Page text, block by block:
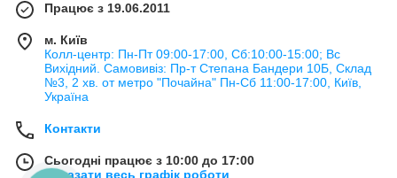
Працює з 19.06.2011
м. Київ
Колл-центр: Пн-Пт 09:00-17:00, Сб:10:00-15:00; Вс
Вихідний. Самовивіз: Пр-т Степана Бандери 10Б, Склад
№3, 2 хв. от метро "Почайна" Пн-Cб 11:00-17:00, Київ,
Україна
Контакти
Сьогодні працює з 10:00 до 17:00
Показати весь графік роботи